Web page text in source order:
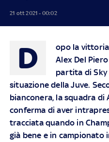
21 ott 2021 - 00:02
D
opo la vittoria
Alex Del
partita di
situazione della Juve.
bianconera, la squadra
conferma di aver
tracciata quando in
già bene e in campionato